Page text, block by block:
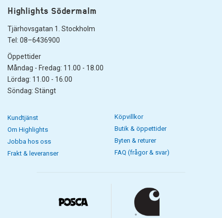
Highlights Södermalm
Tjärhovsgatan 1. Stockholm
Tel: 08–6436900
Öppettider
Måndag - Fredag: 11.00 - 18.00
Lördag: 11.00 - 16.00
Söndag: Stängt
Kundtjänst
Om Highlights
Jobba hos oss
Frakt & leveranser
Köpvillkor
Butik & öppettider
Byten & returer
FAQ (frågor & svar)